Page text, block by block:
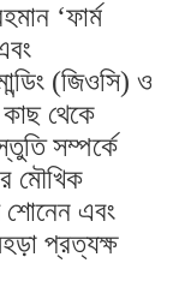
‘ফার্ম
(জিওসি) ও
থেকে
সম্পর্কে
মৌখিক
শোনেন এবং
প্রত্যক্ষ